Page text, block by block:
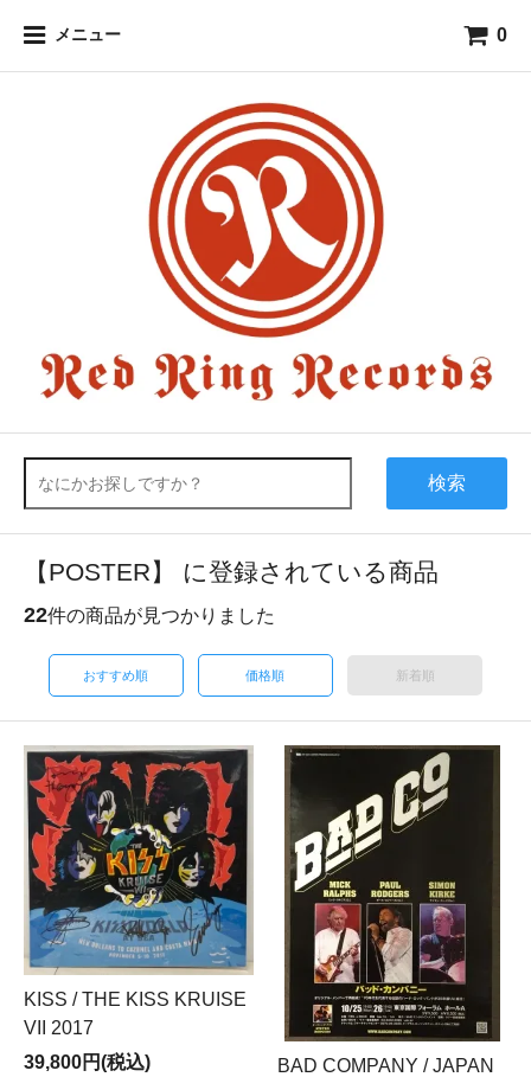
メニュー 0
検索
【POSTER】 に登録されている商品
22件の商品が見つかりました
おすすめ順 価格順 新着順
KISS / THE KISS KRUISE
VII 2017
39,800円(税込)
BAD COMPANY / JAPAN